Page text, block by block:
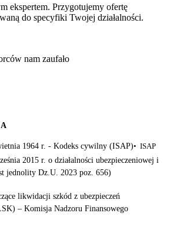
ekspertem. Przygotujemy ofertę
do specyfiki Twojej działalności.
nam zaufało
1964 r. - Kodeks cywilny (ISAP)
ISAP
2015 r. o działalności ubezpieczeniowej i
jednolity Dz.U. 2023 poz. 656)
likwidacji szkód z ubezpieczeń
– Komisja Nadzoru Finansowego